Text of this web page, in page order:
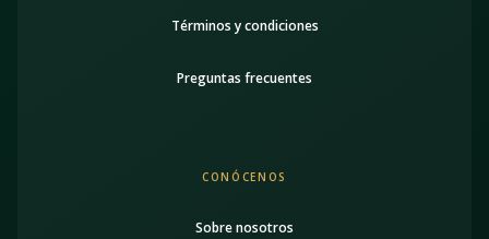
Términos y condiciones
Preguntas frecuentes
CONÓCENOS
Sobre nosotros